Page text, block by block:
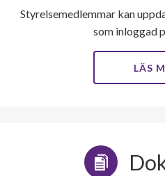
Styrelsemedlemmar kan
som inloggad
LÄS